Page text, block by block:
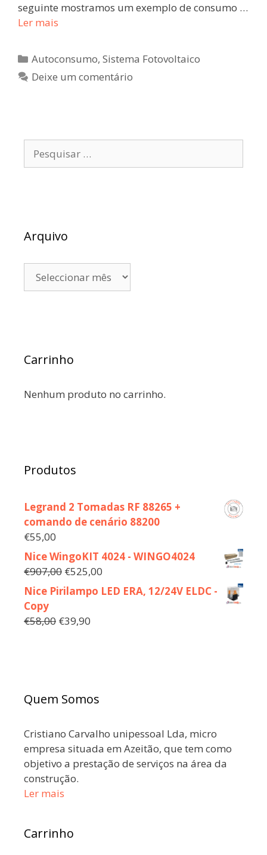
seguinte mostramos um exemplo de consumo …
Ler mais
Autoconsumo,Sistema Fotovoltaico
Deixe um comentário
Arquivo
Carrinho
Nenhum produto no carrinho.
Produtos
Legrand 2 Tomadas RF 88265 +
comando de cenário 88200
€55,00
Nice WingoKIT 4024 - WINGO4024
€907,00 €525,00
Nice Pirilampo LED ERA, 12/24V ELDC -
Copy
€58,00 €39,90
Quem Somos
Cristiano Carvalho unipessoal Lda, micro
empresa situada em Azeitão, que tem como
objetivo a prestação de serviços na área da
construção.
Ler mais
Carrinho